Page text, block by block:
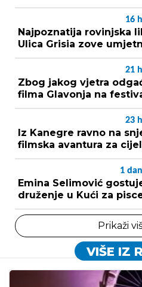
16 h
Najpoznatija rovinjska
Ulica Grisia zove
21 h
Zbog jakog vjetra
filma Glavonja na
23 h
Iz Kanegre ravno na
filmska avantura za
1
Emina Selimović
druženje u Kući za
Prikaži
VIŠE IZ